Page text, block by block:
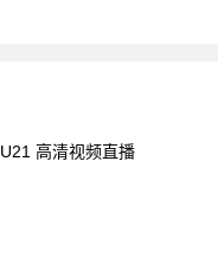
高清视频直播